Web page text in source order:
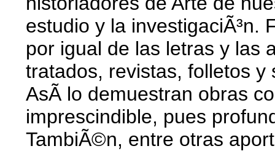
estudio y la investigaciÃ³n.
por igual de las letras y las
tratados, revistas, folletos
AsÃ­ lo demuestran obras
imprescindible, pues
TambiÃ©n, entre otras